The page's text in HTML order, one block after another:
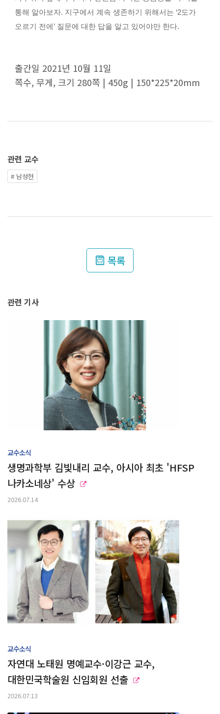
통해 알아보자. 지구에서 계속 생존하기 위해서는 ‘2도가
오르기 전에’ 질문에 대한 답을 알고 있어야만 한다.
출간일 2021년 10월 11일
쪽수, 무게, 크기 280쪽 | 450g | 150*225*20mm
관련 교수
# 남성현
목록
관련 기사
교수소식
생명과학부 김빛내리 교수, 아시아 최초 'HFSP
나카소네상' 수상
2026.07.14
교수소식
자연대 노태원 명예교수·이강근 교수,
대한민국학술원 신임회원 선출
2026.07.13
천문대 공개행사
모금캠페인
참여안내
온라인 기부자의 벽
관허코스모스홀
공지 사항
행사안내